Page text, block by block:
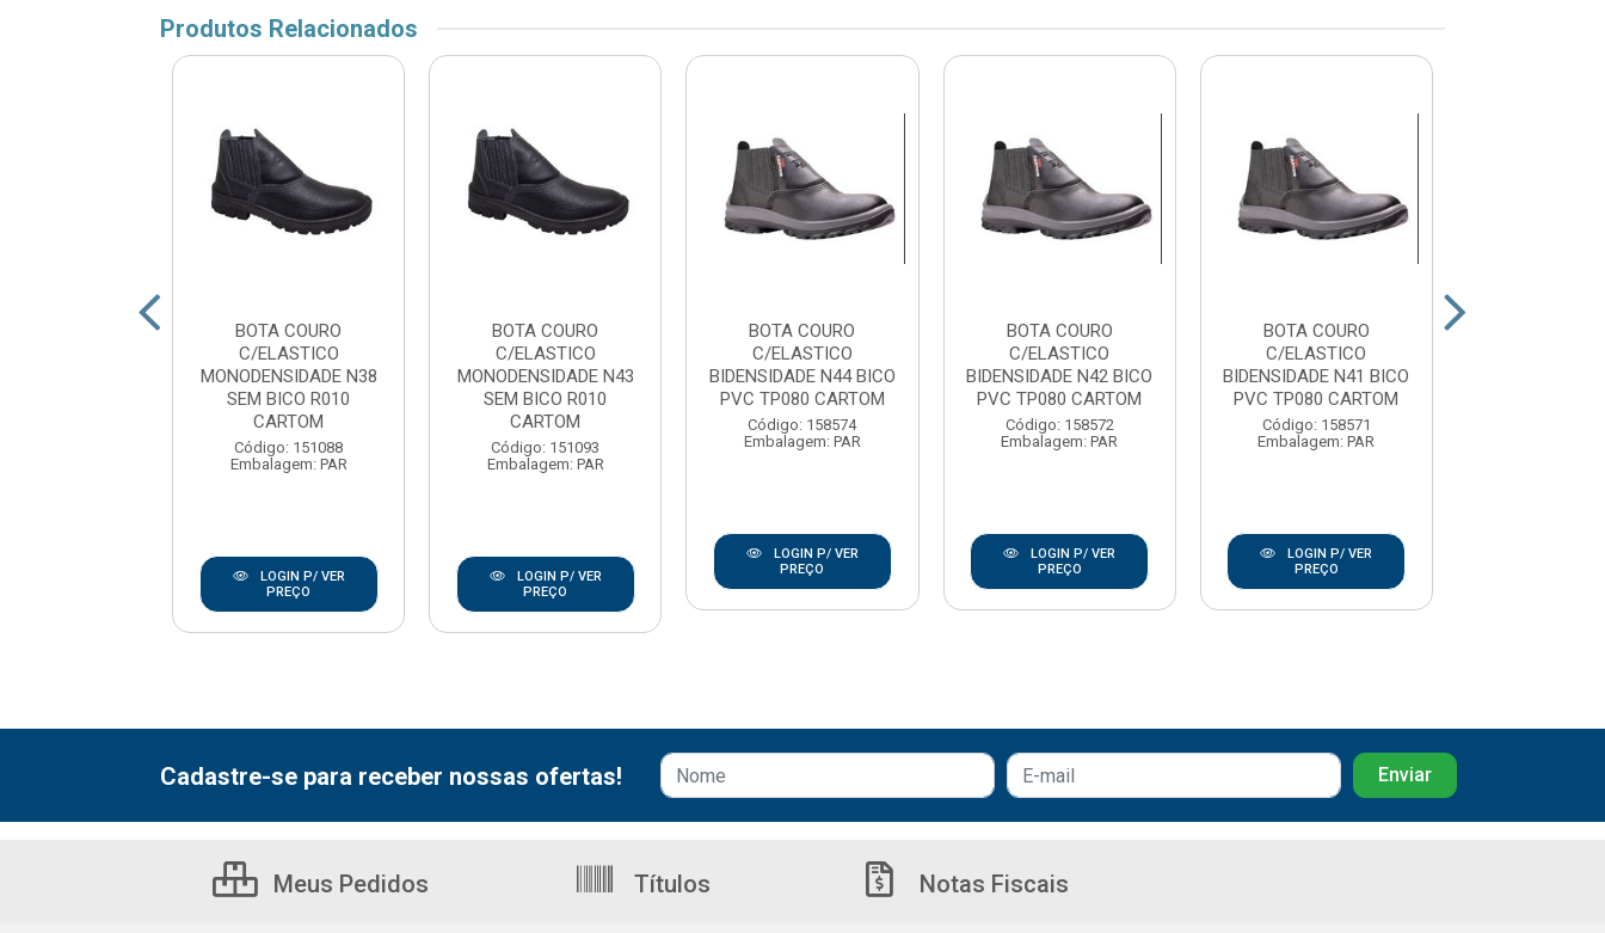
Produtos Relacionados
BOTA COURO
C/ELASTICO
MONODENSIDADE N38
SEM BICO R010
CARTOM
Código: 151088
Embalagem: PAR
LOGIN P/ VER
PREÇO
BOTA COURO
C/ELASTICO
MONODENSIDADE N43
SEM BICO R010
CARTOM
Código: 151093
Embalagem: PAR
LOGIN P/ VER
PREÇO
BOTA COURO
C/ELASTICO
BIDENSIDADE N44 BICO
PVC TP080 CARTOM
Código: 158574
Embalagem: PAR
LOGIN P/ VER
PREÇO
BOTA COURO
C/ELASTICO
BIDENSIDADE N42 BICO
PVC TP080 CARTOM
Código: 158572
Embalagem: PAR
LOGIN P/ VER
PREÇO
BOTA COURO
C/ELASTICO
BIDENSIDADE N41 BICO
PVC TP080 CARTOM
Código: 158571
Embalagem: PAR
LOGIN P/ VER
PREÇO
Cadastre-se para receber nossas ofertas!
Meus Pedidos Títulos Notas Fiscais